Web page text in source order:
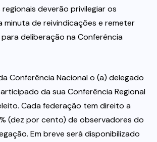
deverão privilegiar os
minuta de reivindicações e remeter
deliberação na Conferência
Conferência Nacional o (a) delegado
da sua Conferência Regional
Cada federação tem direito a
(dez por cento) de observadores do
Em breve será disponibilizado